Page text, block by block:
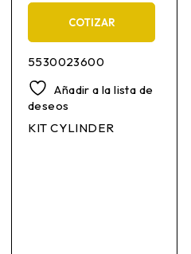
COTIZAR
5530023600
Añadir a la lista de
deseos
KIT CYLINDER